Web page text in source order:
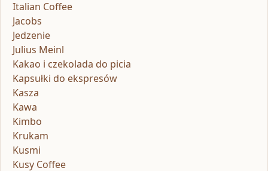
Italian Coffee
Jacobs
Jedzenie
Julius Meinl
Kakao i czekolada do picia
Kapsułki do ekspresów
Kasza
Kawa
Kimbo
Krukam
Kusmi
Kusy Coffee